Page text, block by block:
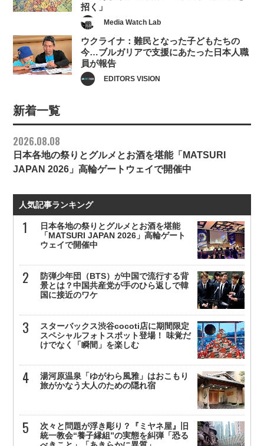
招く」
Media Watch Lab
ウクライナ：難民となった子どもたちの
今…ブルガリアで支援にあたった日本人職
員が報告
EDITORS VISION
新着一覧
2026.08.08
日本各地の祭りとグルメとお酒を堪能「MATSURI
JAPAN 2026」高輪ゲートウェイで開催中
人気記事ランキング
日本各地の祭りとグルメとお酒を堪能
「MATSURI JAPAN 2026」高輪ゲート
ウェイで開催中
防弾少年団（BTS）が中国で流行する背
景とは？中国共産党が手のひら返しで韓
国に接近のワケ
スターバックス渋谷cocoti店に期間限定
スペシャルフォトスポット登場！ 味覚だ
けでなく「瞬間」を楽しむ
湯河原温泉「ゆがわら風雅」はおこもり
旅がかなう大人のための隠れ宿
次々と問題が浮き彫り？『ミヤネ屋』旧
統一教会“養子縁組”の実態を糾弾「恐る